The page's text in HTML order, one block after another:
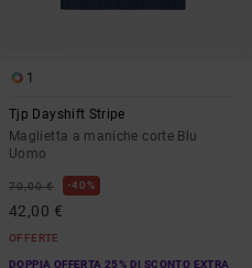
1
Tjp Dayshift Stripe
Maglietta a maniche corte Blu
Uomo
70,00 € 40%
42,00 €
OFFERTE
DOPPIA OFFERTA 25% DI SCONTO EXTRA